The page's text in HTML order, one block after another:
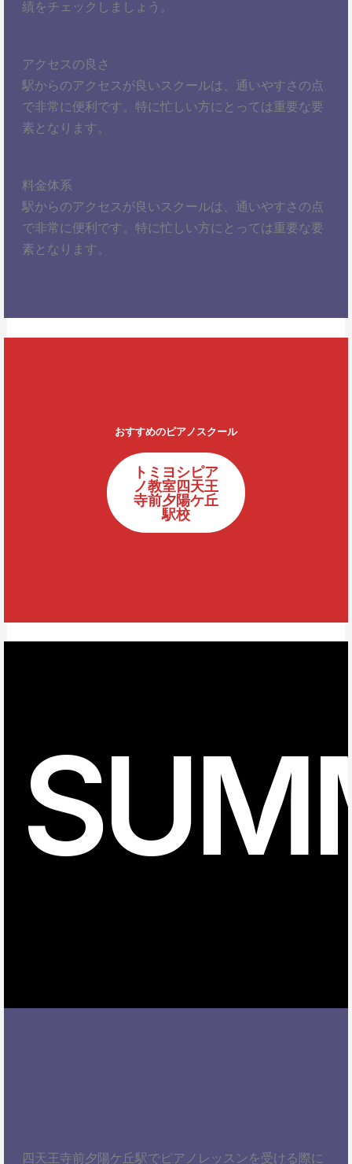
績をチェックしましょう。
アクセスの良さ
駅からのアクセスが良いスクールは、通いやすさの点
で非常に便利です。特に忙しい方にとっては重要な要
素となります。
料金体系
駅からのアクセスが良いスクールは、通いやすさの点
で非常に便利です。特に忙しい方にとっては重要な要
素となります。
おすすめのピアノスクール
トミヨシピア
ノ教室四天王
寺前夕陽ケ丘
駅校
四天王寺前夕陽ケ丘駅でピアノレッスンを受ける際に